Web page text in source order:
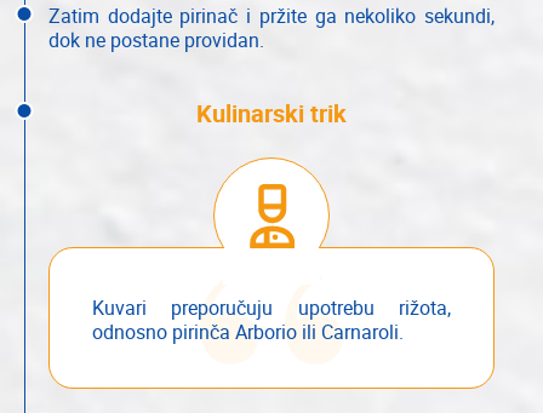
Zatim dodajte pirinač i pržite ga nekoliko sekundi,
dok ne postane providan.
Kulinarski trik
Kuvari preporučuju upotrebu rižota,
odnosno pirinča Arborio ili Carnaroli.